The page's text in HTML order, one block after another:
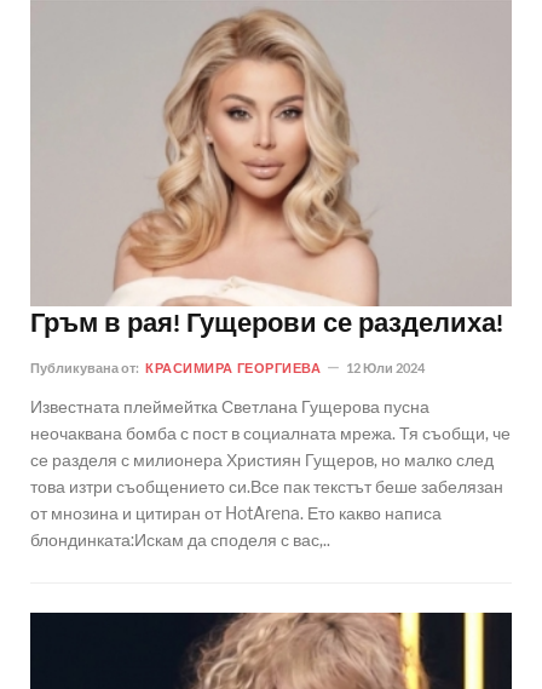
Гръм в рая! Гущерови се разделиха!
Публикувана от: КРАСИМИРА ГЕОРГИЕВА 12 Юли 2024
Известната плеймейтка Светлана Гущерова пусна
неочаквана бомба с пост в социалната мрежа. Тя съобщи, че
се разделя с милионера Християн Гущеров, но малко след
това изтри съобщението си.Все пак текстът беше забелязан
от мнозина и цитиран от HotArena. Ето какво написа
блондинката:Искам да споделя с вас,..